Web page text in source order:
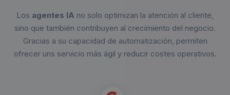
Los agentes IA no solo optimizan la atención al cliente,
sino que también contribuyen al crecimiento del negocio.
Gracias a su capacidad de automatización, permiten
ofrecer uns servicio más ágil y reducir costes operativos.